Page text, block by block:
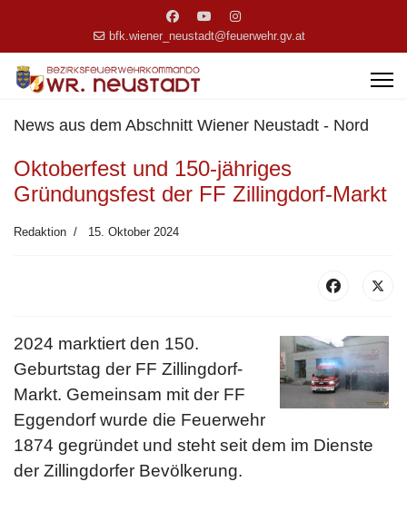
bfk.wiener_neustadt@feuerwehr.gv.at
News aus dem Abschnitt Wiener Neustadt - Nord
Oktoberfest und 150-jähriges
Gründungsfest der FF Zillingdorf-Markt
Redaktion 15. Oktober 2024
2024 marktiert den 150.
Geburtstag der FF Zillingdorf-
Markt. Gemeinsam mit der FF
Eggendorf wurde die Feuerwehr
1874 gegründet und steht seit dem im Dienste
der Zillingdorfer Bevölkerung.